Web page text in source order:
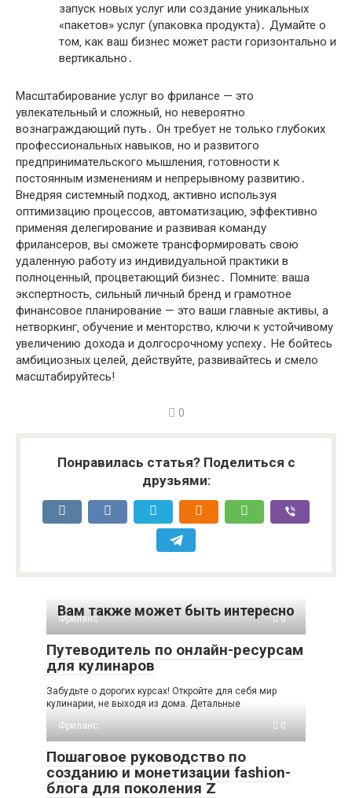
запуск новых услуг или создание уникальных
«пакетов» услуг (упаковка продукта)․ Думайте о
том‚ как ваш бизнес может расти горизонтально и
вертикально․
Масштабирование услуг во фрилансе — это
увлекательный и сложный‚ но невероятно
вознаграждающий путь․ Он требует не только глубоких
профессиональных навыков‚ но и развитого
предпринимательского мышления‚ готовности к
постоянным изменениям и непрерывному развитию․
Внедряя системный подход‚ активно используя
оптимизацию процессов‚ автоматизацию‚ эффективно
применяя делегирование и развивая команду
фрилансеров‚ вы сможете трансформировать свою
удаленную работу из индивидуальной практики в
полноценный‚ процветающий бизнес․ Помните: ваша
экспертность‚ сильный личный бренд и грамотное
финансовое планирование — это ваши главные активы‚ а
нетворкинг‚ обучение и менторство, ключи к устойчивому
увеличению дохода и долгосрочному успеху․ Не бойтесь
амбициозных целей‚ действуйте‚ развивайтесь и смело
масштабируйтесь!
0
Понравилась статья? Поделиться с
друзьями:
Вам также может быть интересно
Фриланс 0
Путеводитель по онлайн-ресурсам
для кулинаров
Забудьте о дорогих курсах! Откройте для себя мир
кулинарии, не выходя из дома. Детальные
Фриланс
0
Пошаговое руководство по
созданию и монетизации fashion-
блога для поколения Z